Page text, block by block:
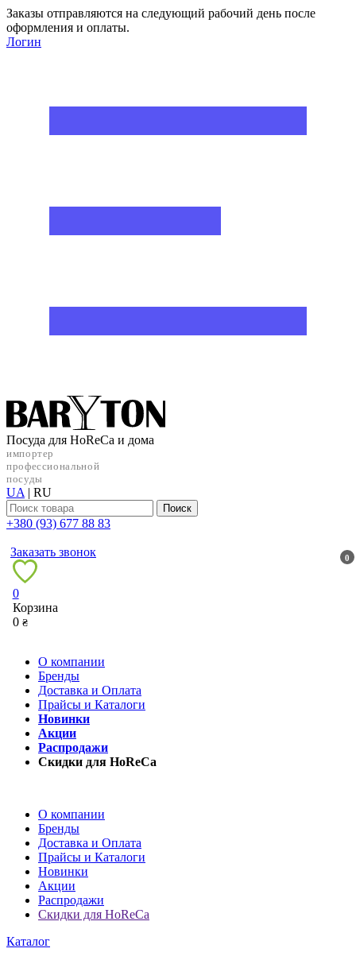
Заказы отправляются на следующий рабочий день после
оформления и оплаты.
Логин
Посуда для HoReCa и дома
импортер
профессиональной
посуды
UA | RU
Поиск
+38‎0 (93) 677 88 83
Заказать звонок 0
0
Корзина
0 ₴
О компании
Бренды
Доставка и Оплата
Прайсы и Каталоги
Новинки
Акции
Распродажи
Скидки для HoReCa
О компании
Бренды
Доставка и Оплата
Прайсы и Каталоги
Новинки
Акции
Распродажи
Скидки для HoReCa
Каталог